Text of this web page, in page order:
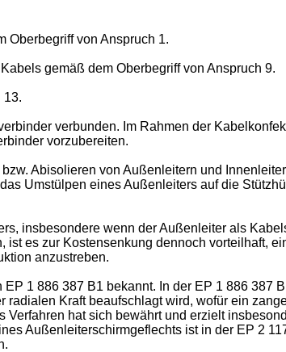
Oberbegriff von Anspruch 1.
gemäß dem Oberbegriff von Anspruch 9.
13.
verbunden. Im Rahmen der
vorzubereiten.
Abisolieren von Außenleitern und
Umstülpen eines Außenleiters auf die
insbesondere wenn der Außenleiter als
es zur Kostensenkung dennoch vorteilhaft,
anzustreben.
EP 1 886 387 B1 bekannt. In der EP 1 886 387
Kraft beaufschlagt wird, wofür ein
hat sich bewährt und erzielt
Außenleiterschirmgeflechts ist in der EP 2